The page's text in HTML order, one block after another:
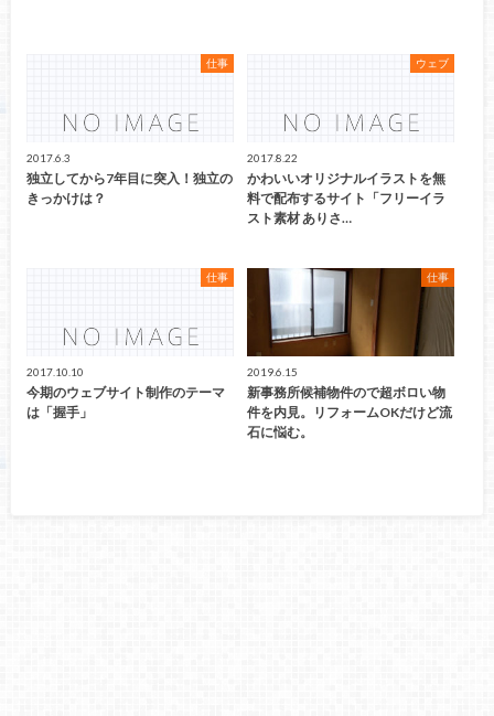
仕事
2017.6.3
独立してから7年目に突入！独立の
きっかけは？
ウェブ
2017.8.22
かわいいオリジナルイラストを無
料で配布するサイト「フリーイラ
スト素材 ありさ…
仕事
2017.10.10
今期のウェブサイト制作のテーマ
は「握手」
仕事
2019.6.15
新事務所候補物件ので超ボロい物
件を内見。リフォームOKだけど流
石に悩む。